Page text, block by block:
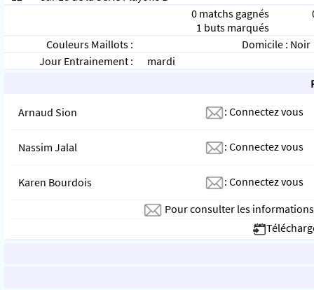
0 matchs gagnés
1 buts marqués
Couleurs Maillots :
Domicile : Noir
Jour Entrainement :
mardi
Arnaud Sion :Connectez vous
Nassim Jalal :Connectez vous
Karen Bourdois :Connectez vous
Pour consulter les